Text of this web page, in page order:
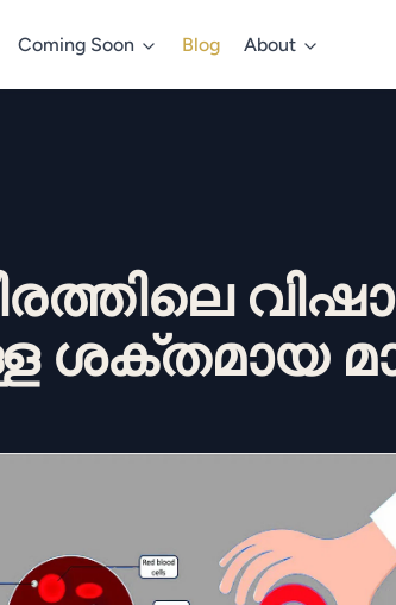
Coming Soon Blog About
ശക്തമായ